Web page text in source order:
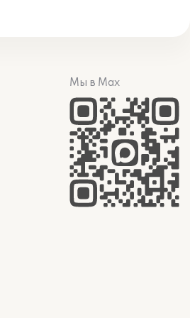
Мы в Max